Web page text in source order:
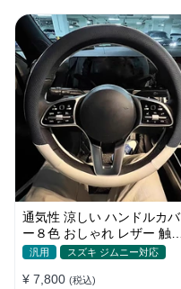
通気性 涼しい ハンドルカバ
ー８色 おしゃれ レザー 触感
よく シンブル 落ち着いた気
汎用 スズキ ジムニー対応
¥ 7,800 (税込)